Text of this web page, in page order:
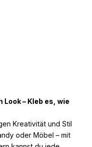
– Kleb es, wie
Kreativität und Stil
oder Möbel – mit